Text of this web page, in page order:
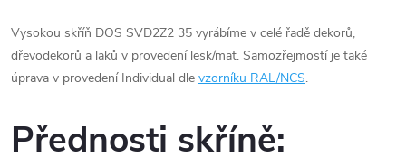
Vysokou skříň DOS SVD2Z2 35 vyrábíme v celé řadě dekorů,
dřevodekorů a laků v provedení lesk/mat. Samozřejmostí je také
úprava v provedení Individual dle vzorníku RAL/NCS.
Přednosti skříně: